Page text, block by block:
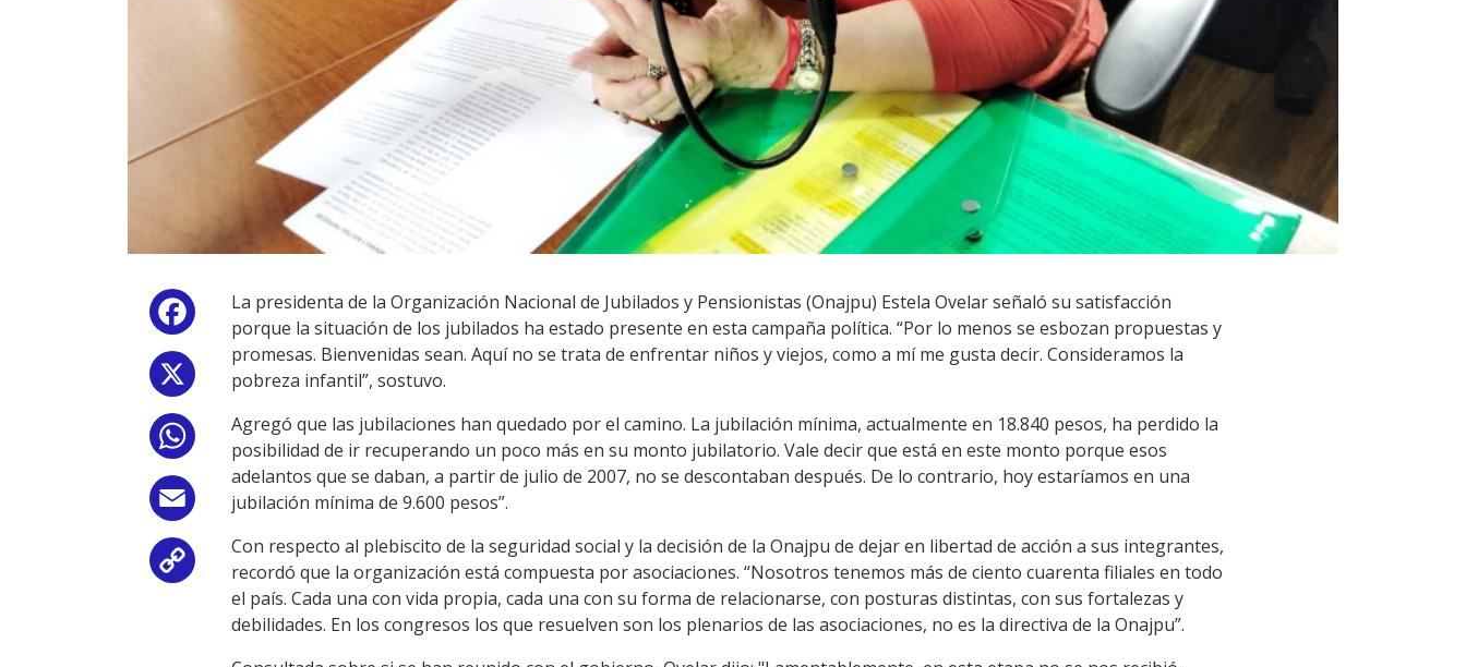
Facebook
WhatsApp
Email
Copy
Link
La presidenta de la Organización Nacional de Jubilados y Pensionistas (Onajpu) Estela Ovelar señaló su satisfacción
porque la situación de los jubilados ha estado presente en esta campaña política. “Por lo menos se esbozan propuestas y
promesas. Bienvenidas sean. Aquí no se trata de enfrentar niños y viejos, como a mí me gusta decir. Consideramos la
pobreza infantil”, sostuvo.
Agregó que las jubilaciones han quedado por el camino. La jubilación mínima, actualmente en 18.840 pesos, ha perdido la
posibilidad de ir recuperando un poco más en su monto jubilatorio. Vale decir que está en este monto porque esos
adelantos que se daban, a partir de julio de 2007, no se descontaban después. De lo contrario, hoy estaríamos en una
jubilación mínima de 9.600 pesos”.
Con respecto al plebiscito de la seguridad social y la decisión de la Onajpu de dejar en libertad de acción a sus integrantes,
recordó que la organización está compuesta por asociaciones. “Nosotros tenemos más de ciento cuarenta filiales en todo
el país. Cada una con vida propia, cada una con su forma de relacionarse, con posturas distintas, con sus fortalezas y
debilidades. En los congresos los que resuelven son los plenarios de las asociaciones, no es la directiva de la Onajpu”.